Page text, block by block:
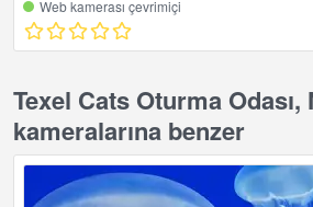
Web kamerası çevrimiçi
Texel Cats Oturma Odası,
kameralarına benzer